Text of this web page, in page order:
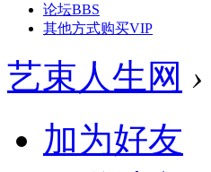
论坛BBS
其他方式购买VIP
艺束人生网 ›
加为好友